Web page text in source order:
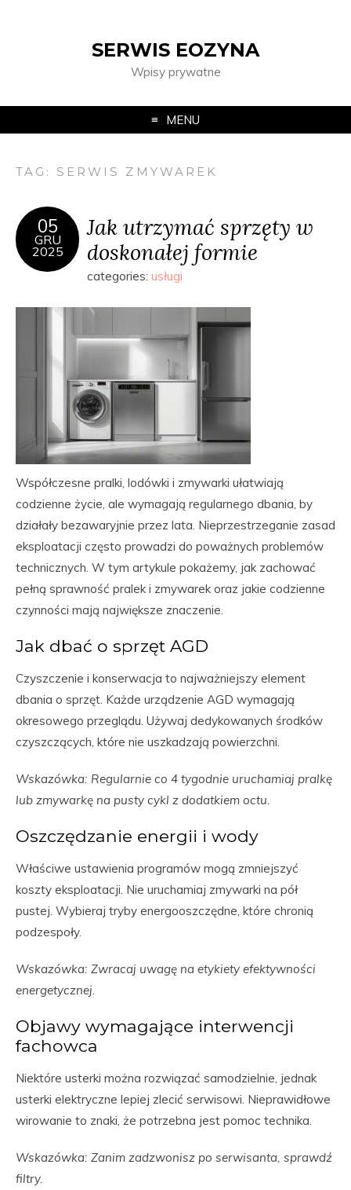
SERWIS EOZYNA
Wpisy prywatne
MENU
TAG: SERWIS ZMYWAREK
05
GRU
2025
Jak utrzymać sprzęty w
doskonałej formie
categories: usługi
Współczesne pralki, lodówki i zmywarki ułatwiają
codzienne życie, ale wymagają regularnego dbania, by
działały bezawaryjnie przez lata. Nieprzestrzeganie zasad
eksploatacji często prowadzi do poważnych problemów
technicznych. W tym artykule pokażemy, jak zachować
pełną sprawność pralek i zmywarek oraz jakie codzienne
czynności mają największe znaczenie.
Jak dbać o sprzęt AGD
Czyszczenie i konserwacja to najważniejszy element
dbania o sprzęt. Każde urządzenie AGD wymagają
okresowego przeglądu. Używaj dedykowanych środków
czyszczących, które nie uszkadzają powierzchni.
Wskazówka: Regularnie co 4 tygodnie uruchamiaj pralkę
lub zmywarkę na pusty cykl z dodatkiem octu.
Oszczędzanie energii i wody
Właściwe ustawienia programów mogą zmniejszyć
koszty eksploatacji. Nie uruchamiaj zmywarki na pół
pustej. Wybieraj tryby energooszczędne, które chronią
podzespoły.
Wskazówka: Zwracaj uwagę na etykiety efektywności
energetycznej.
Objawy wymagające interwencji
fachowca
Niektóre usterki można rozwiązać samodzielnie, jednak
usterki elektryczne lepiej zlecić serwisowi. Nieprawidłowe
wirowanie to znaki, że potrzebna jest pomoc technika.
Wskazówka: Zanim zadzwonisz po serwisanta, sprawdź
filtry.